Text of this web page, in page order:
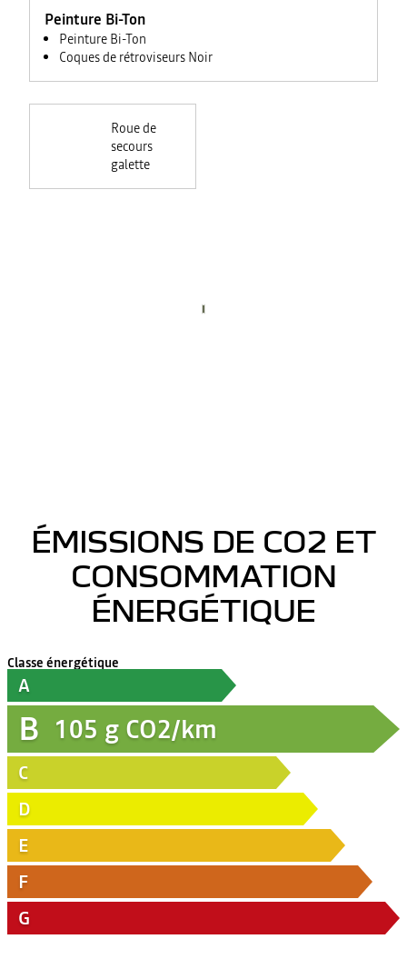
Peinture Bi-Ton
Peinture Bi-Ton
Coques de rétroviseurs Noir
Roue de
secours
galette
ÉMISSIONS DE CO2 ET
CONSOMMATION
ÉNERGÉTIQUE
Classe énergétique
A
B 105 g CO2/km
C
D
E
F
G